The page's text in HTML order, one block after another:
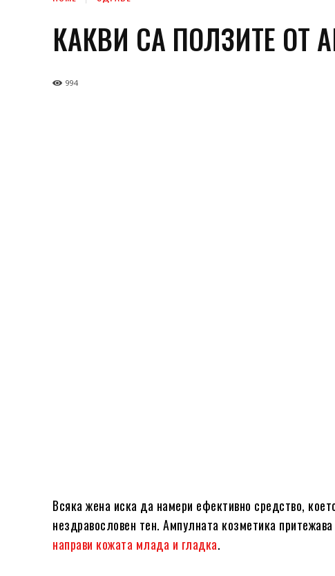
КАКВИ СА ПОЛЗИТЕ ОТ
994
Всяка жена иска да намери ефективно средство,
нездравословен тен. Ампулната козметика
направи кожата млада и гладка.